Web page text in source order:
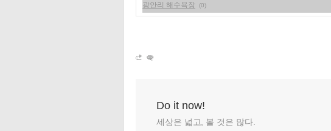
광안리 해수욕장 (0)
Do it now!
세상은 넓고, 볼 것은 많다.